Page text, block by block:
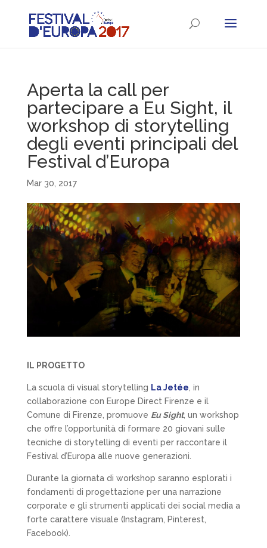
Aperta la call per
partecipare a Eu Sight, il
workshop di storytelling
degli eventi principali del
Festival d’Europa
Mar 30, 2017
IL PROGETTO
La scuola di visual storytelling La Jetée , in
collaborazione con Europe Direct Firenze e il
Comune di Firenze, promuove Eu Sight, un workshop
che offre l’opportunità di formare 20 giovani sulle
tecniche di storytelling di eventi per raccontare il
Festival d’Europa alle nuove generazioni.
Durante la giornata di workshop saranno esplorati i
fondamenti di progettazione per una narrazione
corporate e gli strumenti applicati dei social media a
forte carattere visuale (Instagram, Pinterest,
Facebook).